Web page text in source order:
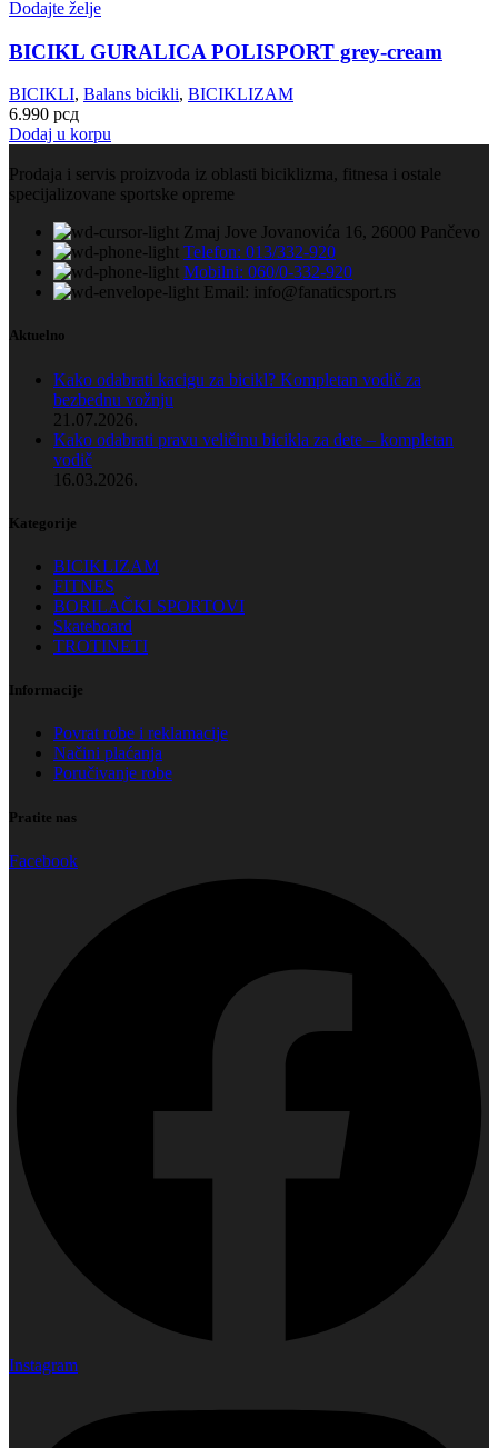
Dodajte želje
BICIKL GURALICA POLISPORT grey-cream
BICIKLI, Balans bicikli, BICIKLIZAM
6.990 рсд
Dodaj u korpu
Prodaja i servis proizvoda iz oblasti biciklizma, fitnesa i ostale
specijalizovane sportske opreme
Zmaj Jove Jovanovića 16, 26000 Pančevo
Telefon: 013/332-920
Mobilni: 060/0-332-920
Email: info@fanaticsport.rs
Aktuelno
Kako odabrati kacigu za bicikl? Kompletan vodič za
bezbednu vožnju
21.07.2026.
Kako odabrati pravu veličinu bicikla za dete – kompletan
vodič
16.03.2026.
Kategorije
BICIKLIZAM
FITNES
BORILAČKI SPORTOVI
Skateboard
TROTINETI
Informacije
Povrat robe i reklamacije
Načini plaćanja
Poručivanje robe
Pratite nas
Facebook
Instagram